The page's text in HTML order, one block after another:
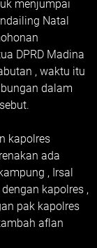
menjumpai
Natal
DPRD Madina
, waktu itu
dalam
kapolres
ada
, Irsal
kapolres ,
pak kapolres
aflan